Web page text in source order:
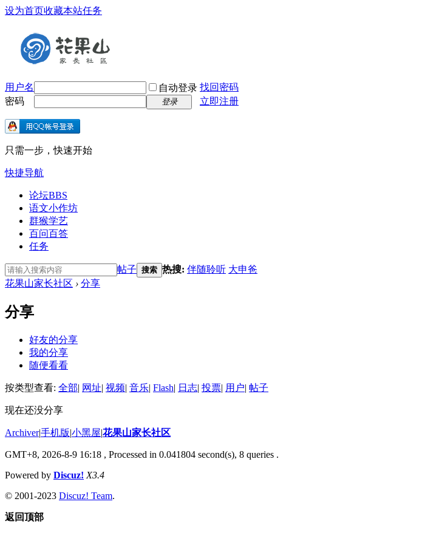
设为首页收藏本站任务
用户名 自动登录 找回密码
密码
登录 立即注册
只需一步，快速开始
快捷导航
论坛BBS
语文小作坊
群猴学艺
百问百答
任务
帖子 搜索 热搜: 伴随聆听 大申爸
花果山家长社区 › 分享
分享
好友的分享
我的分享
随便看看
按类型查看: 全部| 网址| 视频| 音乐| Flash| 日志| 投票| 用户| 帖子
现在还没分享
Archiver|手机版|小黑屋|花果山家长社区
GMT+8, 2026-8-9 16:18 , Processed in 0.041804 second(s), 8 queries .
Powered by Discuz! X3.4
© 2001-2023 Discuz! Team.
返回顶部